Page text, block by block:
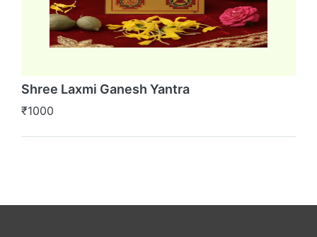
Shree Laxmi Ganesh Yantra
₹1000